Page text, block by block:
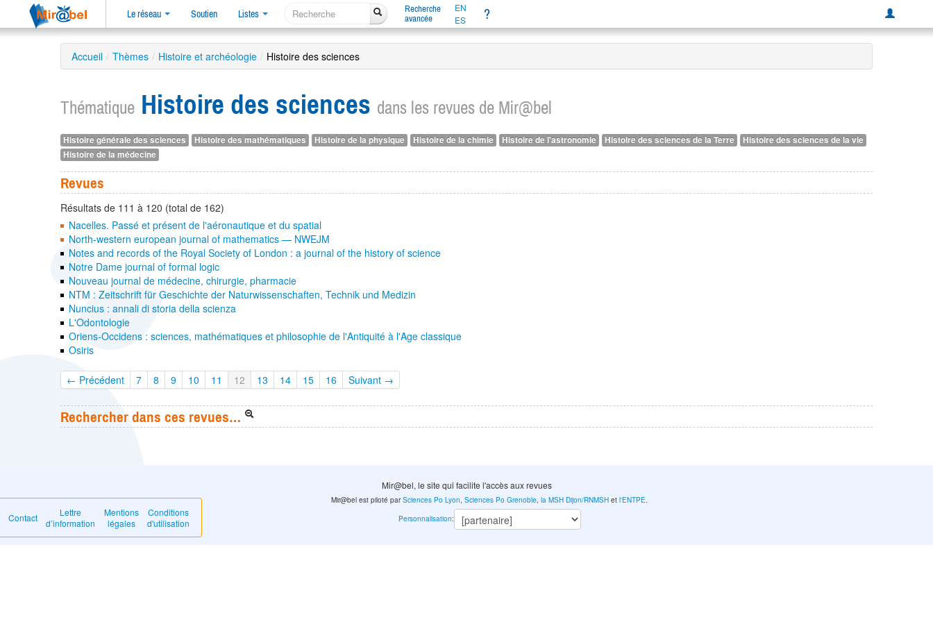
Le réseau Soutien Listes
Recherche
avancée
EN
ES
?
Accueil / Thèmes / Histoire et archéologie / Histoire des sciences
Thématique Histoire des sciences dans les revues de Mir@bel
Histoire générale des sciences Histoire des mathématiques Histoire de la physique Histoire de la chimie Histoire de l'astronomie Histoire des sciences de la Terre
Histoire des sciences de la vie
Histoire de la médecine
Revues
Résultats de 111 à 120 (total de 162)
Nacelles. Passé et présent de l'aéronautique et du spatial
North-western european journal of mathematics — NWEJM
Notes and records of the Royal Society of London : a journal of the history of science
Notre Dame journal of formal logic
Nouveau journal de médecine, chirurgie, pharmacie
NTM : Zeitschrift für Geschichte der Naturwissenschaften, Technik und Medizin
Nuncius : annali di storia della scienza
L'Odontologie
Oriens-Occidens : sciences, mathématiques et philosophie de l'Antiquité à l'Age classique
Osiris
← Précédent 7 8 9 10 11 12 13 14 15 16 Suivant →
Rechercher dans ces revues…
Mir@bel, le site qui facilite l'accès aux revues
Contact
Lettre
d’information
Mentions
légales
Conditions
d'utilisation
Mir@bel est piloté parSciences Po Lyon,Sciences Po Grenoble,la MSH Dijon/RNMSH etl'ENTPE.
Personnalisation: